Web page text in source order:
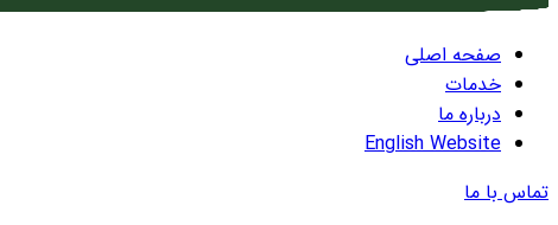
صفحه اصلی
خدمات
درباره ما
English Website
تماس با ما